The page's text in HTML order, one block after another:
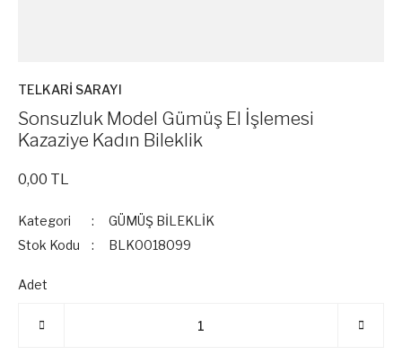
TELKARİ SARAYI
Sonsuzluk Model Gümüş El İşlemesi
Kazaziye Kadın Bileklik
0,00 TL
Kategori
GÜMÜŞ BİLEKLİK
Stok Kodu
BLK0018099
Adet